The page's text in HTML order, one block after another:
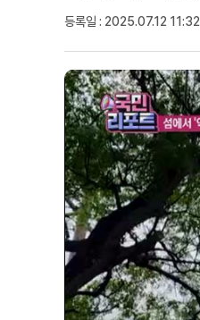
등록일 : 2025.07.12 11:32